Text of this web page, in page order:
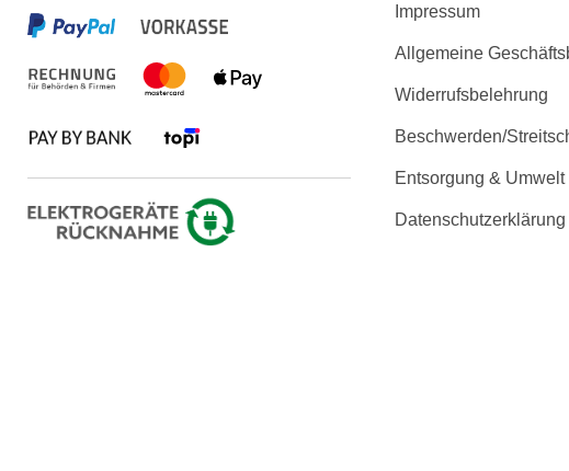
Impressum
Allgemeine
Widerrufsbelehrung
Beschwerden/
Entsorgung & Umwelt
Datenschutzerklärung